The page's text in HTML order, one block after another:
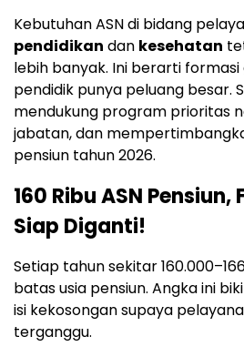
Kebutuhan ASN di bidang
pendidikan dan kesehatan
lebih banyak. Ini berarti
pendidik punya peluang besar.
mendukung program prioritas
jabatan, dan
pensiun tahun 2026.
160 Ribu ASN
Siap Diganti!
Setiap tahun sekitar
batas usia pensiun. Angka ini
isi kekosongan supaya
terganggu.